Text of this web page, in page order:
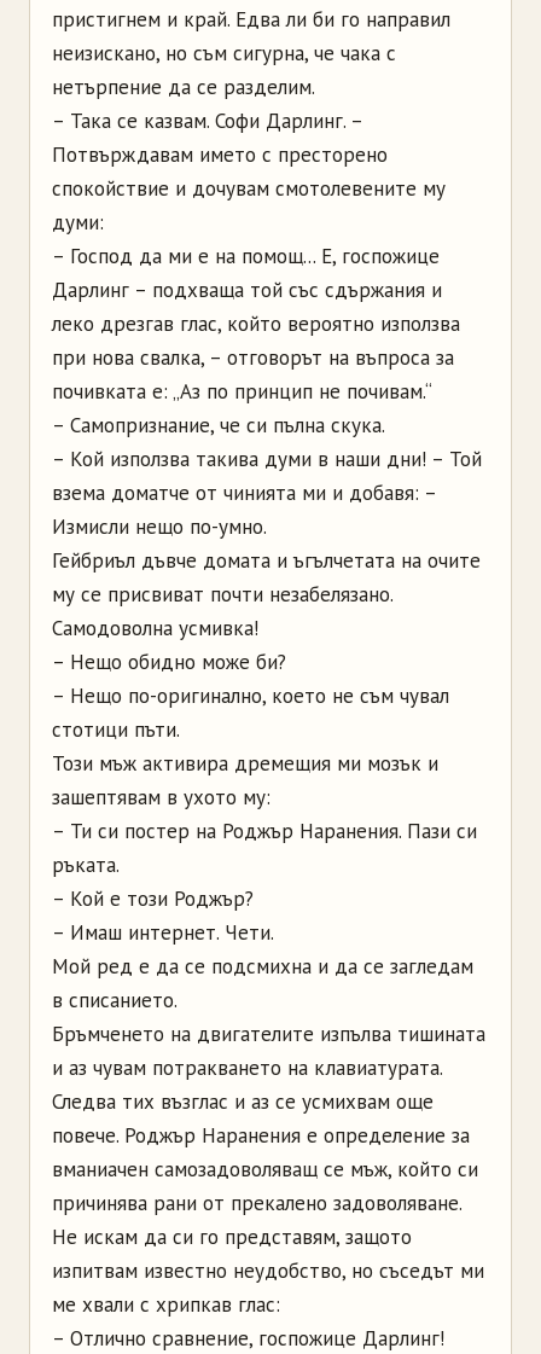
пристигнем и край. Едва ли би го направил
неизискано, но съм сигурна, че чака с
нетърпение да се разделим.
– Така се казвам. Софи Дарлинг. –
Потвърждавам името с престорено
спокойствие и дочувам смотолевените му
думи:
– Господ да ми е на помощ... Е, госпожице
Дарлинг – подхваща той със сдържания и
леко дрезгав глас, който вероятно използва
при нова свалка, – отговорът на въпроса за
почивката е: „Аз по принцип не почивам.“
– Самопризнание, че си пълна скука.
– Кой използва такива думи в наши дни! – Той
взема доматче от чинията ми и добавя: –
Измисли нещо по-умно.
Гейбриъл дъвче домата и ъгълчетата на очите
му се присвиват почти незабелязано.
Самодоволна усмивка!
– Нещо обидно може би?
– Нещо по-оригинално, което не съм чувал
стотици пъти.
Този мъж активира дремещия ми мозък и
зашептявам в ухото му:
– Ти си постер на Роджър Наранения. Пази си
ръката.
– Кой е този Роджър?
– Имаш интернет. Чети.
Мой ред е да се подсмихна и да се загледам
в списанието.
Бръмченето на двигателите изпълва тишината
и аз чувам потракването на клавиатурата.
Следва тих възглас и аз се усмихвам още
повече. Роджър Наранения е определение за
вманиачен самозадоволяващ се мъж, който си
причинява рани от прекалено задоволяване.
Не искам да си го представям, защото
изпитвам известно неудобство, но съседът ми
ме хвали с хрипкав глас:
– Отлично сравнение, госпожице Дарлинг!